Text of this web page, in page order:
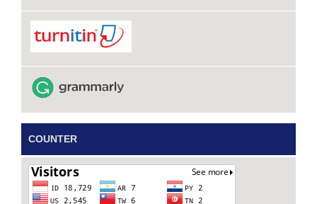
COUNTER